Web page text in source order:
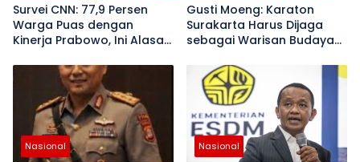
Survei CNN: 77,9 Persen
Warga Puas dengan
Kinerja Prabowo, Ini Alasan
Gusti Moeng: Karaton
Surakarta Harus Dijaga
sebagai Warisan Budaya
Nasional Nasional